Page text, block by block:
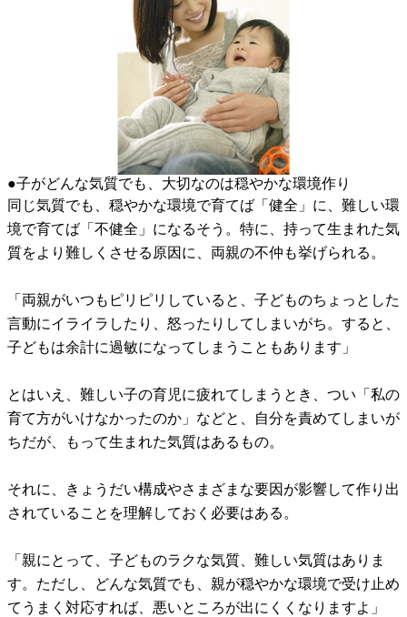
●子がどんな気質でも、大切なのは穏やかな環境作り
同じ気質でも、穏やかな環境で育てば「健全」に、難しい環
境で育てば「不健全」になるそう。特に、持って生まれた気
質をより難しくさせる原因に、両親の不仲も挙げられる。
「両親がいつもピリピリしていると、子どものちょっとした
言動にイライラしたり、怒ったりしてしまいがち。すると、
子どもは余計に過敏になってしまうこともあります」
とはいえ、難しい子の育児に疲れてしまうとき、つい「私の
育て方がいけなかったのか」などと、自分を責めてしまいが
ちだが、もって生まれた気質はあるもの。
それに、きょうだい構成やさまざまな要因が影響して作り出
されていることを理解しておく必要はある。
「親にとって、子どものラクな気質、難しい気質はありま
す。ただし、どんな気質でも、親が穏やかな環境で受け止め
てうまく対応すれば、悪いところが出にくくなりますよ」